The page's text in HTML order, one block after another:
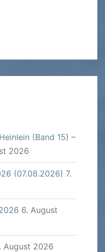
(Band 15) –
2026
(07.08.2026) 7.
6. August
August 2026